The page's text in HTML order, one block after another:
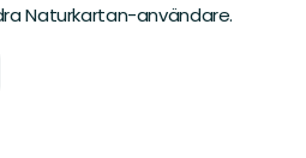
Naturkartan-användare.